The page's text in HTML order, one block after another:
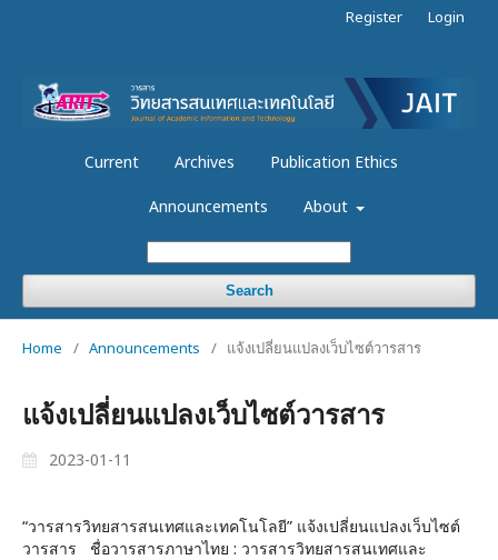
Current Archives Publication Ethics
Announcements About
Search
Register Login
Home / Announcements / แจ้งเปลี่ยนแปลงเว็บไซต์วารสาร
แจ้งเปลี่ยนแปลงเว็บไซต์วารสาร
2023-01-11
“วารสารวิทยสารสนเทศและเทคโนโลยี” แจ้งเปลี่ยนแปลงเว็บไซต์
วารสาร ชื่อวารสารภาษาไทย : วารสารวิทยสารสนเทศและ